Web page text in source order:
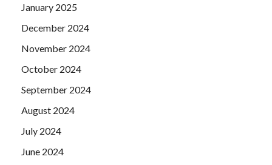
January 2025
December 2024
November 2024
October 2024
September 2024
August 2024
July 2024
June 2024